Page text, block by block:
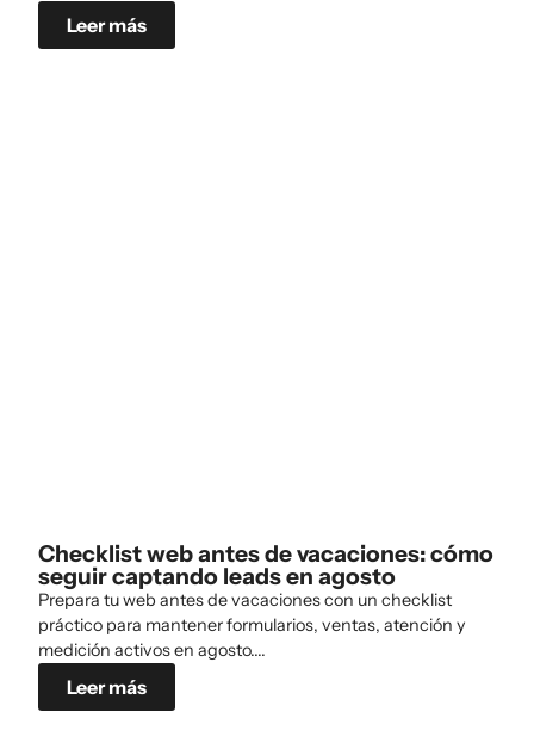
Leer más
Checklist web antes de vacaciones: cómo
seguir captando leads en agosto
Prepara tu web antes de vacaciones con un checklist
práctico para mantener formularios, ventas, atención y
medición activos en agosto....
Leer más